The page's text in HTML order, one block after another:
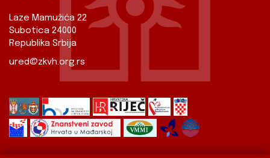
Laze Mamužića 22
Subotica 24000
Republika Srbija
ured@zkvh.org.rs